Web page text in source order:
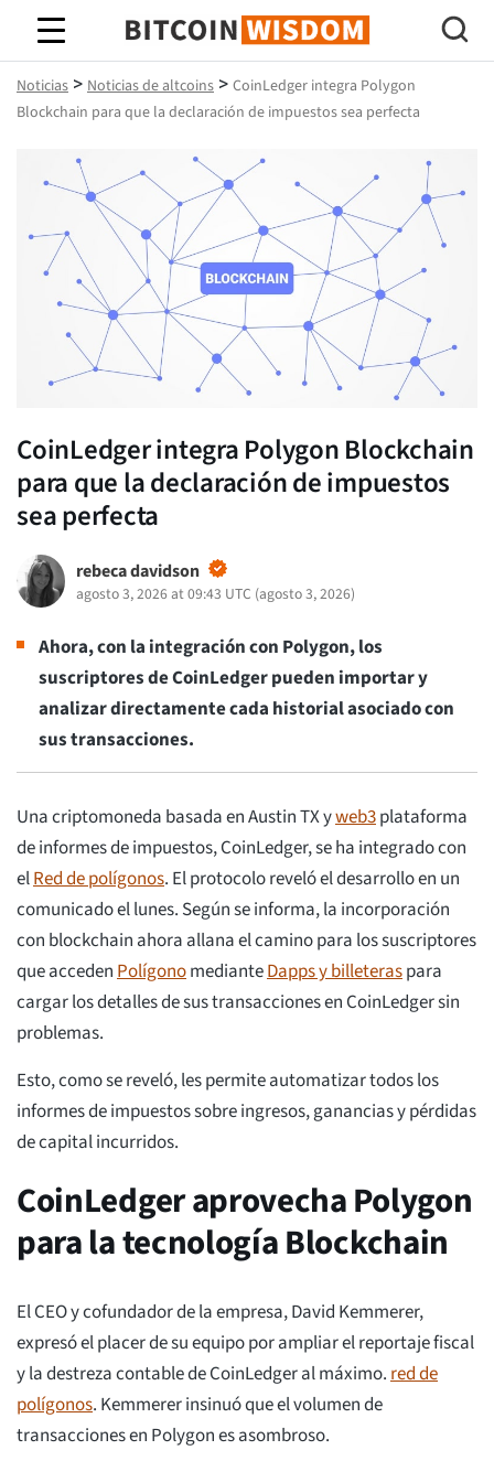
Sabiduría de Bitcoin
Noticias > Noticias de altcoins > CoinLedger integra Polygon
Blockchain para que la declaración de impuestos sea perfecta
CoinLedger integra Polygon Blockchain
para que la declaración de impuestos
sea perfecta
rebeca davidson
agosto 3, 2026 at 09:43 UTC (agosto 3, 2026)
Ahora, con la integración con Polygon, los
suscriptores de CoinLedger pueden importar y
analizar directamente cada historial asociado con
sus transacciones.
Una criptomoneda basada en Austin TX yweb3plataforma
de informes de impuestos, CoinLedger, se ha integrado con
elRed de polígonos. El protocolo reveló el desarrollo en un
comunicado el lunes. Según se informa, la incorporación
con blockchain ahora allana el camino para los suscriptores
que acceden PolígonomedianteDapps y billeteraspara
cargar los detalles de sus transacciones en CoinLedger sin
problemas.
Esto, como se reveló, les permite automatizar todos los
informes de impuestos sobre ingresos, ganancias y pérdidas
de capital incurridos.
CoinLedger aprovecha Polygon
para la tecnología Blockchain
El CEO y cofundador de la empresa, David Kemmerer,
expresó el placer de su equipo por ampliar el reportaje fiscal
y la destreza contable de CoinLedger al máximo. red de
polígonos. Kemmerer insinuó que el volumen de
transacciones en Polygon es asombroso.